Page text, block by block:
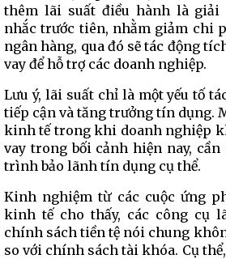
thêm lãi suất điều hành là giải
nhắc trước tiên, nhằm giảm chi
ngân hàng, qua đó sẽ tác động
vay để hỗ trợ các doanh nghiệp.
Lưu ý, lãi suất chỉ là một yếu tố
tiếp cận và tăng trưởng tín dụng.
kinh tế trong khi doanh nghiệp
vay trong bối cảnh hiện nay,
trình bảo lãnh tín dụng cụ thể.
Kinh nghiệm từ các cuộc ứng
kinh tế cho thấy, các công cụ
chính sách tiền tệ nói chung
so với chính sách tài khóa. Cụ